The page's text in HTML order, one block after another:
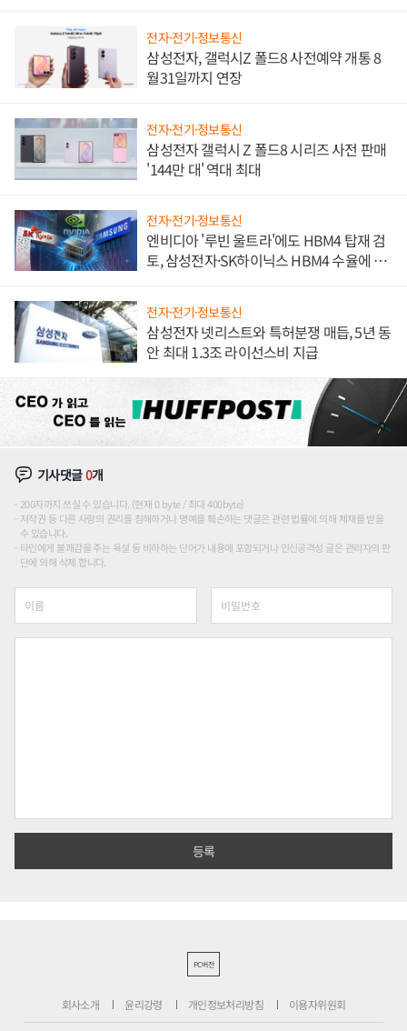
전자·전기·정보통신
삼성전자, 갤럭시Z 폴드8 사전예약 개통 8
월31일까지 연장
전자·전기·정보통신
삼성전자 갤럭시 Z 폴드8 시리즈 사전 판매
'144만 대' 역대 최대
전자·전기·정보통신
엔비디아 '루빈 울트라'에도 HBM4 탑재 검
토, 삼성전자·SK하이닉스 HBM4 수율에 주
전자·전기·정보통신
삼성전자 넷리스트와 특허분쟁 매듭, 5년 동
안 최대 1.3조 라이선스비 지급
기사댓글0개
200자까지 쓰실 수 있습니다. (현재 0 byte / 최대 400byte)
저작권 등 다른 사람의 권리를 침해하거나 명예를 훼손하는 댓글은 관련 법률에 의해 제재를 받을
수 있습니다.
타인에게 불쾌감을 주는 욕설 등 비하하는 단어가 내용에 포함되거나 인신공격성 글은 관리자의 판
단에 의해 삭제 합니다.
PC버전
회사소개 윤리강령 개인정보처리방침 이용자위원회